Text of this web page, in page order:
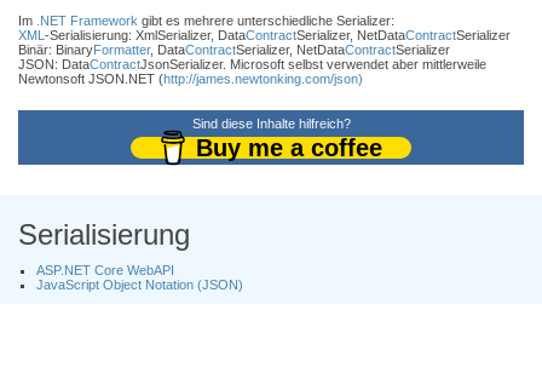
Im .NET Framework gibt es mehrere unterschiedliche Serializer:
XML -Serialisierung: XmlSerializer, DataContractSerializer, NetDataContractSerializer
Binär: BinaryFormatter, DataContractSerializer, NetDataContractSerializer
JSON: DataContractJsonSerializer. Microsoft selbst verwendet aber mittlerweile
Newtonsoft JSON.NET (http://james.newtonking.com/json)
Sind diese Inhalte hilfreich?
Buy me a coffee
Serialisierung
ASP.NET Core WebAPI
JavaScript Object Notation (JSON)